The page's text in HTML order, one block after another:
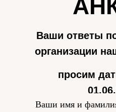
Ваши ответы
организации
просим
Ваши имя и